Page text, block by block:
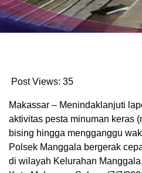
Post Views: 35
Makassar – Menindaklanjuti
aktivitas pesta minuman keras
bising hingga mengganggu
Polsek Manggala bergerak
di wilayah Kelurahan